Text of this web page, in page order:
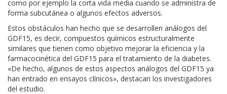
como por ejemplo la corta vida media cuando se administra de
forma subcutánea o algunos efectos adversos.
Estos obstáculos han hecho que se desarrollen análogos del
GDF15, es decir, compuestos químicos estructuralmente
similares que tienen como objetivo mejorar la eficiencia y la
farmacocinética del GDF15 para el tratamiento de la diabetes.
«De hecho, algunos de estos aspectos análogos del GDF15 ya
han entrado en ensayos clínicos», destacan los investigadores
del estudio.